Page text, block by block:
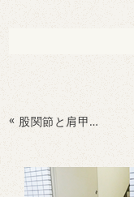
« 股関節と肩甲骨の連動性を意識して、野球動作につなげる！